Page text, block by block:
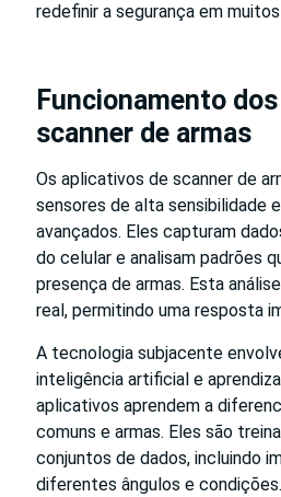
redefinir a segurança em
Funcionamento
scanner de armas
Os aplicativos de scanner de
sensores de alta sensibilidade
avançados. Eles capturam
do celular e analisam padrões
presença de armas. Esta
real, permitindo uma resposta
A tecnologia subjacente
inteligência artificial e
aplicativos aprendem a
comuns e armas. Eles são
conjuntos de dados, incluindo
diferentes ângulos e condições.